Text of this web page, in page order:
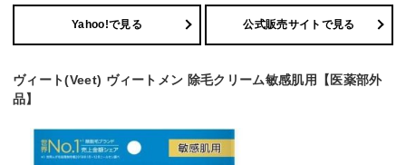
Yahoo!で見る 公式販売サイトで見る
ヴィート(Veet) ヴィートメン 除毛クリーム敏感肌用【医薬部外
品】